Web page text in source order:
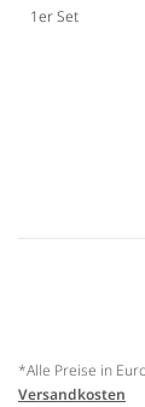
1er Set
*Alle Preise in
Versandkosten